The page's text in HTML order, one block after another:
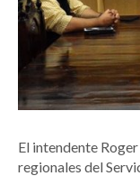
El intendente
regionales del